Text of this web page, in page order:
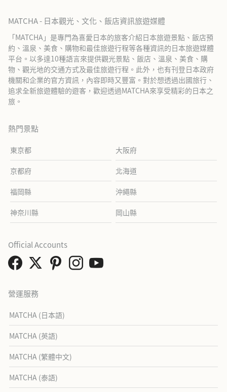
MATCHA - 日本觀光、文化、飯店資訊旅遊媒體
「MATCHA」是專門為喜愛日本的旅客介紹日本旅遊景點、飯店預
約、溫泉、美食、購物和最佳旅遊行程等各種資訊的日本旅遊媒體
平台。以多達10種語言來提供觀光景點、飯店、溫泉、美食、購
物、觀光地的交通方式及最佳旅遊行程。此外，也有刊登日本政府
機關和企業的官方資訊，內容即時又豐富。對於想透過出國旅行、
追求全新旅遊體驗的遊客，歡迎透過MATCHA來享受精彩的日本之
旅。
熱門景點
東京都 大阪府
京都府 北海道
福岡縣 沖繩縣
神奈川縣 岡山縣
營運服務
MATCHA (日本語)
MATCHA (英語)
MATCHA (繁體中文)
MATCHA (泰語)
Official Accounts